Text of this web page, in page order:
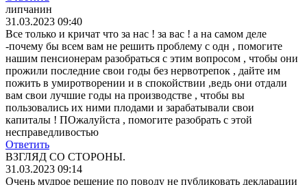
липчанин
31.03.2023 09:40
Все только и кричат что за нас ! за вас ! а на самом деле
-почему бы всем вам не решить проблему с одн , помогите
нашим пенсионерам разобраться с этим вопросом , чтобы они
прожили последние свои годы без нервотрепок , дайте им
пожить в умиротворении и в спокойствии ,ведь они отдали
вам свои лучшие годы на производстве , чтобы вы
пользовались их ними плодами и зарабатывали свои
капиталы ! ПОжалуйста , помогите разобрать с этой
несправедливостью
Ответить
ВЗГЛЯД СО СТОРОНЫ.
31.03.2023 09:14
Очень мудрое решение по поводу не публиковать декларации